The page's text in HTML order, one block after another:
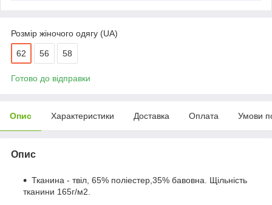
Розмір жіночого одягу (UA)
62 56 58
Готово до відправки
Опис Характеристики Доставка Оплата Умови
Опис
Тканина - твіл, 65% поліестер,35% бавовна. Щільність
тканини 165г/м2.